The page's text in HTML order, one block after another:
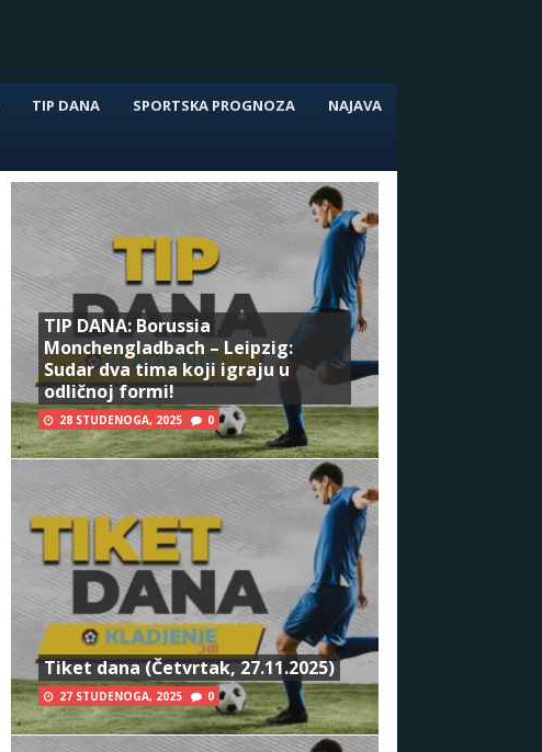
TIP DANA SPORTSKA PROGNOZA NAJAVA
TIP DANA: Borussia
Monchengladbach – Leipzig:
Sudar dva tima koji igraju u
odličnoj formi!
28 STUDENOGA, 2025 0
Tiket dana (Četvrtak, 27.11.2025)
27 STUDENOGA, 2025 0